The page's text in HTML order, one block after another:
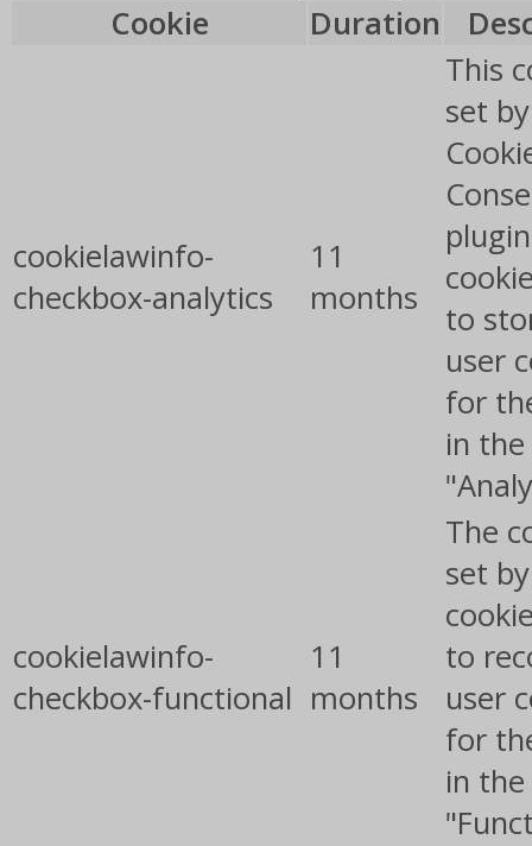
Cookie
Duration
cookielawinfo-
checkbox-analytics
11
months
This
set
to
user
for
in
cookielawinfo-
checkbox-functional
11
months
The
set
to
user
for
in